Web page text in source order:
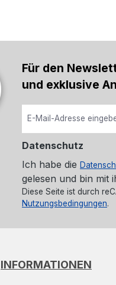
Für den
und exklusive
Datenschutz
Ich habe die
gelesen und bin mit
Diese Seite ist durch
Nutzungsbedingungen.
INFORMATIONEN